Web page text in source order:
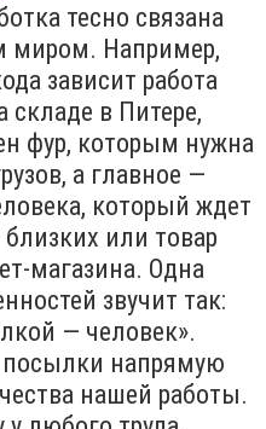
тесно связана
миром. Например,
зависит работа
складе в Питере,
фур, которым нужна
а главное —
который ждет
близких или товар
магазина. Одна
звучит так:
— человек».
посылки напрямую
нашей работы.